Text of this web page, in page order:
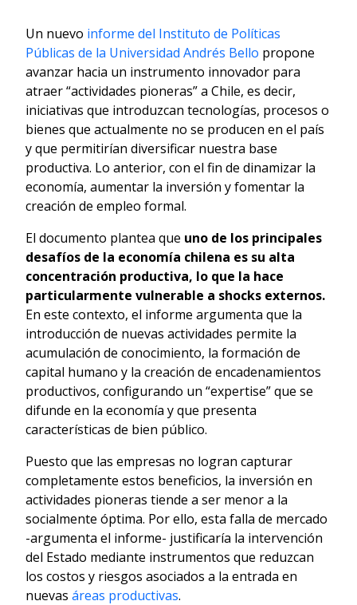
Un nuevo informe del Instituto de Políticas
Públicas de la Universidad Andrés Bello propone
avanzar hacia un instrumento innovador para
atraer “actividades pioneras” a Chile, es decir,
iniciativas que introduzcan tecnologías, procesos o
bienes que actualmente no se producen en el país
y que permitirían diversificar nuestra base
productiva. Lo anterior, con el fin de dinamizar la
economía, aumentar la inversión y fomentar la
creación de empleo formal.
El documento plantea que uno de los principales
desafíos de la economía chilena es su alta
concentración productiva, lo que la hace
particularmente vulnerable a shocks externos.
En este contexto, el informe argumenta que la
introducción de nuevas actividades permite la
acumulación de conocimiento, la formación de
capital humano y la creación de encadenamientos
productivos, configurando un “expertise” que se
difunde en la economía y que presenta
características de bien público.
Puesto que las empresas no logran capturar
completamente estos beneficios, la inversión en
actividades pioneras tiende a ser menor a la
socialmente óptima. Por ello, esta falla de mercado
-argumenta el informe- justificaría la intervención
del Estado mediante instrumentos que reduzcan
los costos y riesgos asociados a la entrada en
nuevas áreas productivas.